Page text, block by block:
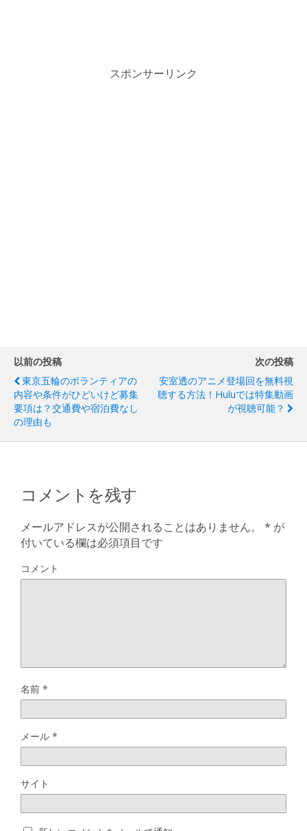
スポンサーリンク
以前の投稿
東京五輪のボランティアの
内容や条件がひどいけど募集
要項は？交通費や宿泊費なし
の理由も
次の投稿
安室透のアニメ登場回を無料視
聴する方法！Huluでは特集動画
が視聴可能？
コメントを残す
メールアドレスが公開されることはありません。 * が
付いている欄は必須項目です
コメント
名前 *
メール *
サイト